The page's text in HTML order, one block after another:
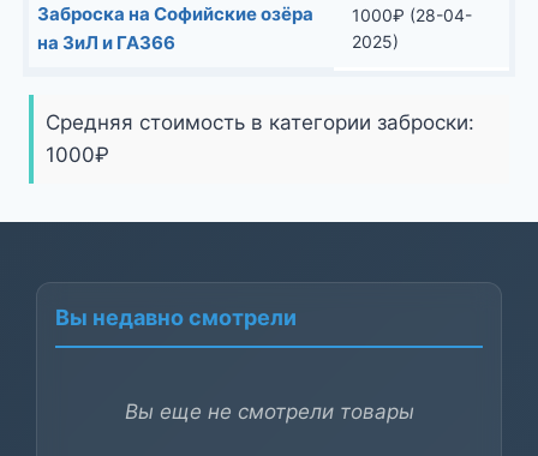
Заброска на Софийские озёра
на ЗиЛ и ГАЗ66
1000₽ (28-04-
2025)
Средняя стоимость в категории заброски:
1000₽
Вы недавно смотрели
Вы еще не смотрели товары